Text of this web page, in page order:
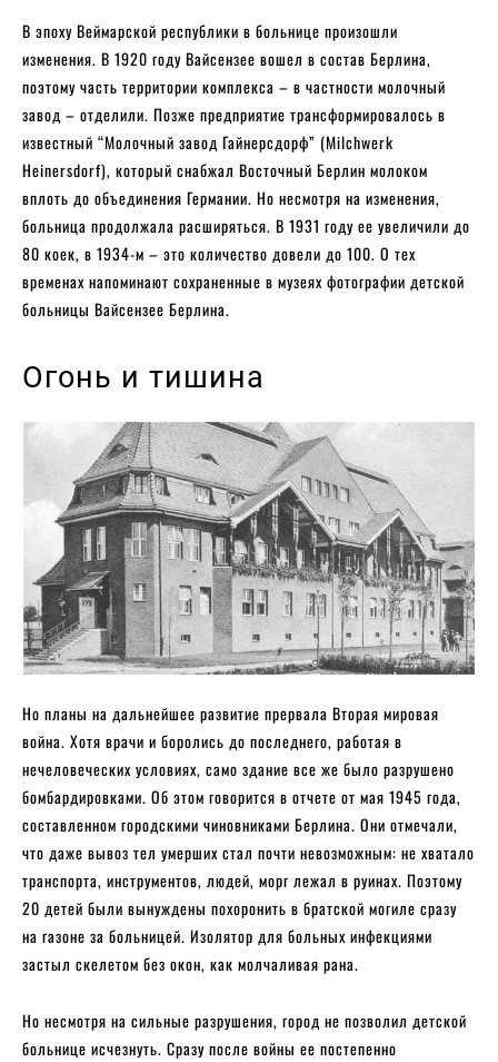
В эпоху Веймарской республики в больнице произошли
изменения. В 1920 году Вайсензее вошел в состав Берлина,
поэтому часть территории комплекса – в частности молочный
завод – отделили. Позже предприятие трансформировалось в
известный “Молочный завод Гайнерсдорф” (Milchwerk
Heinersdorf), который снабжал Восточный Берлин молоком
вплоть до объединения Германии. Но несмотря на изменения,
больница продолжала расширяться. В 1931 году ее увеличили до
80 коек, в 1934-м – это количество довели до 100. О тех
временах напоминают сохраненные в музеях фотографии детской
больницы Вайсензее Берлина.
Огонь и тишина
Но планы на дальнейшее развитие прервала Вторая мировая
война. Хотя врачи и боролись до последнего, работая в
нечеловеческих условиях, само здание все же было разрушено
бомбардировками. Об этом говорится в отчете от мая 1945 года,
составленном городскими чиновниками Берлина. Они отмечали,
что даже вывоз тел умерших стал почти невозможным: не хватало
транспорта, инструментов, людей, морг лежал в руинах. Поэтому
20 детей были вынуждены похоронить в братской могиле сразу
на газоне за больницей. Изолятор для больных инфекциями
застыл скелетом без окон, как молчаливая рана.
Но несмотря на сильные разрушения, город не позволил детской
больнице исчезнуть. Сразу после войны ее постепенно